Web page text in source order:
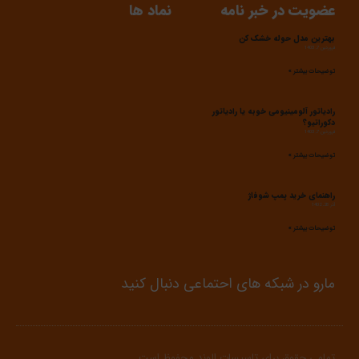
عضویت در خبر نامه
بهترین مدل حوله خشک کن
فروردین 7, 1403
توضیحات بیشتر »
رادیاتور آلومینیومی خوبه یا رادیاتور
دکوراتیو؟
فروردین 7, 1403
توضیحات بیشتر »
راهنمای خرید پمپ شوفاژ
آذر 28, 1402
توضیحات بیشتر »
نماد ها
مارو در شبکه های احتماعی دنبال کنید